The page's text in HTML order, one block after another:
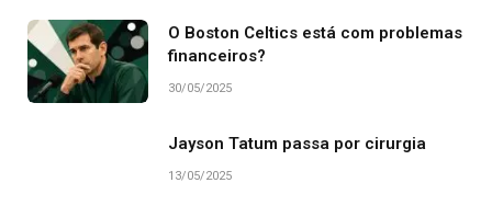
O Boston Celtics está com problemas
financeiros?
30/05/2025
Jayson Tatum passa por cirurgia
13/05/2025